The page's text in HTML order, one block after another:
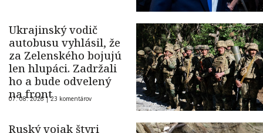
Ukrajinský vodič
autobusu vyhlásil, že
za Zelenského bojujú
len hlupáci. Zadržali
ho a bude odvelený
na front
07. 08. 2026 |23 komentárov
Ruský vojak štyri